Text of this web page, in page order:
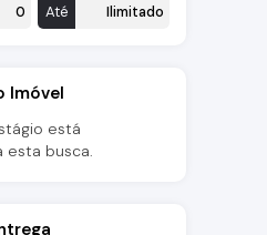
Até
Imóvel
está
esta busca.